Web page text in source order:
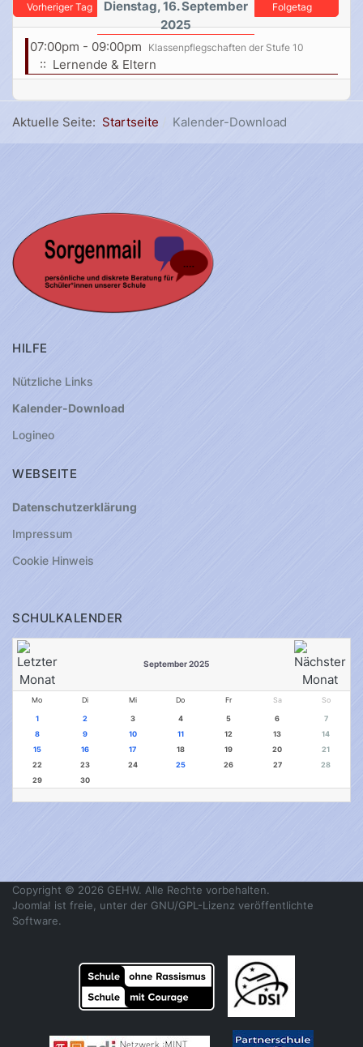
Vorheriger Tag
Dienstag, 16. September
2025
Folgetag
07:00pm - 09:00pm Klassenpflegschaften der Stufe 10
:: Lernende & Eltern
Aktuelle Seite: Startseite Kalender-Download
HILFE
Nützliche Links
Kalender-Download
Logineo
WEBSEITE
Datenschutzerklärung
Impressum
Cookie Hinweis
SCHULKALENDER
September 2025
Mo Di Mi Do Fr Sa So
1 2 3 4 5 6
7
8
9 10 11 12 13
14
15
16 17 18 19 20
21
22
23 24 25 26 27
28
29
30
Copyright © 2026 GEHW. Alle Rechte vorbehalten.
Joomla! ist freie, unter der GNU/GPL-Lizenz veröffentlichte
Software.